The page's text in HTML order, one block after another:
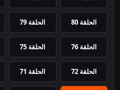
الحلقة 80 الحلقة 79
الحلقة 76 الحلقة 75
الحلقة 72 الحلقة 71